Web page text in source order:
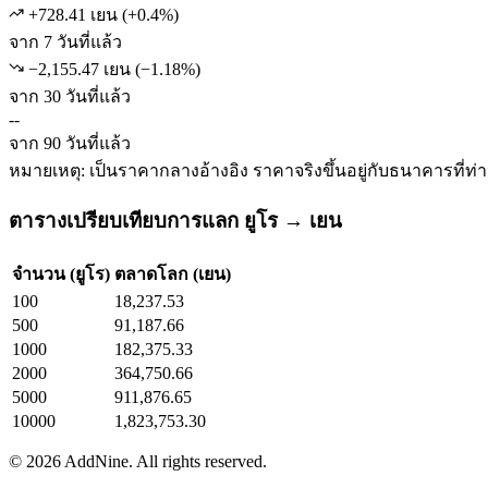
+728.41 เยน (+0.4%)
จาก 7 วันที่แล้ว
−2,155.47 เยน (−1.18%)
จาก 30 วันที่แล้ว
--
จาก 90 วันที่แล้ว
หมายเหตุ: เป็นราคากลางอ้างอิง ราคาจริงขึ้นอยู่กับธนาคารที่ท่
ตารางเปรียบเทียบการแลก ยูโร → เยน
จำนวน (ยูโร) ตลาดโลก (เยน)
100
18,237.53
500
91,187.66
1000
182,375.33
2000
364,750.66
5000
911,876.65
10000
1,823,753.30
© 2026 AddNine. All rights reserved.